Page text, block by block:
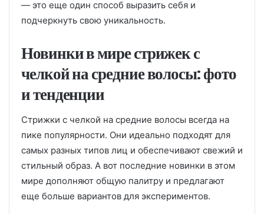
— это еще один способ выразить себя и
подчеркнуть свою уникальность.
Новинки в мире стрижек с
челкой на средние волосы: фото
и тенденции
Стрижки с челкой на средние волосы всегда на
пике популярности. Они идеально подходят для
самых разных типов лиц и обеспечивают свежий и
стильный образ. А вот последние новинки в этом
мире дополняют общую палитру и предлагают
еще больше вариантов для экспериментов.